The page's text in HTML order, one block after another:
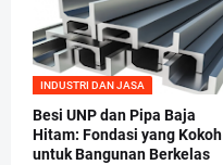
INDUSTRI DAN JASA
Besi UNP dan Pipa Baja
Hitam: Fondasi yang Kokoh
untuk Bangunan Berkelas